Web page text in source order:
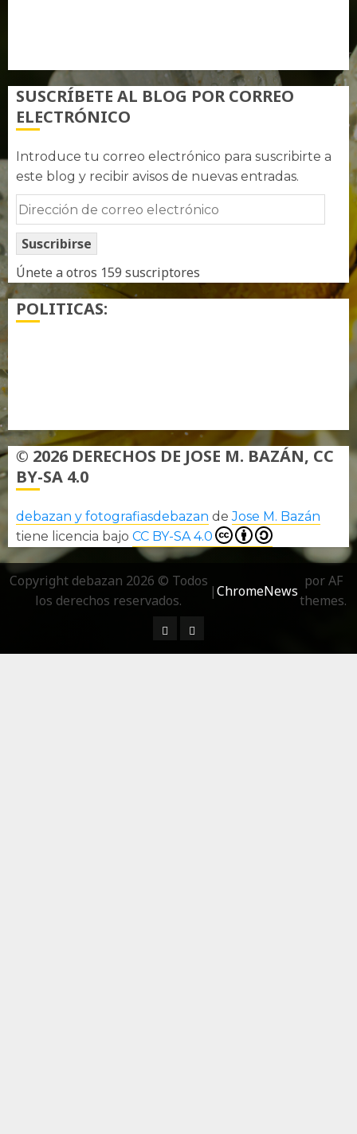
SUSCRÍBETE AL BLOG POR CORREO
ELECTRÓNICO
Introduce tu correo electrónico para suscribirte a
este blog y recibir avisos de nuevas entradas.
Dirección
de
correo
electrónico
Suscribirse
Únete a otros 159 suscriptores
POLITICAS:
© 2026 DERECHOS DE JOSE M. BAZÁN, CC
BY-SA 4.0
debazan y fotografiasdebazan deJose M. Bazán
tiene licencia bajo CC BY-SA 4.0
Copyright debazan 2026 © Todos
los derechos reservados.
|ChromeNews
por AF
themes.
¿ Quién soy…?
Más información sobre las